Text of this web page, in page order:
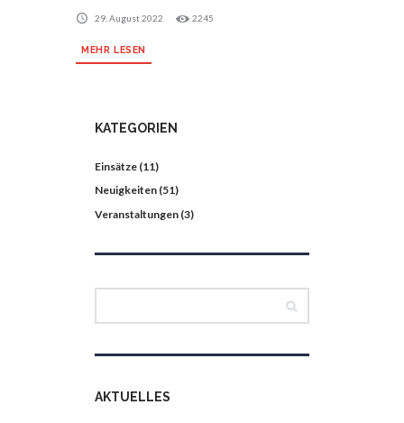
29. August 2022 2245
MEHR LESEN
KATEGORIEN
Einsätze (11)
Neuigkeiten (51)
Veranstaltungen (3)
AKTUELLES